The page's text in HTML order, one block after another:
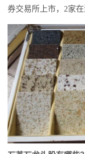
券交易所上市，2家